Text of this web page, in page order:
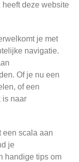
deze website
je met
navigatie.
Of je nu een
of een
is naar
een scala aan
je
handige tips om